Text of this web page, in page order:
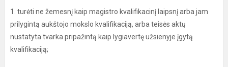
1. turėti ne žemesnį kaip magistro kvalifikacinį laipsnį arba jam
prilygintą aukštojo mokslo kvalifikaciją, arba teisės aktų
nustatyta tvarka pripažintą kaip lygiavertę užsienyje įgytą
kvalifikaciją;